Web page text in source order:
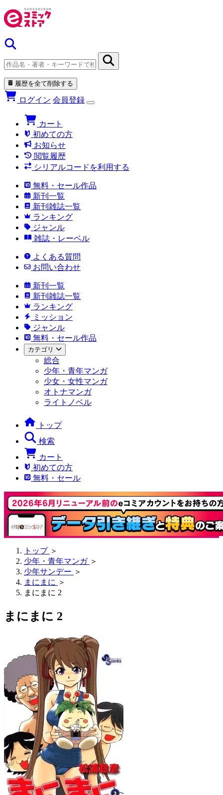
履歴を全て削除する
ログイン 会員登録
カート
初めての方
お知らせ
閲覧履歴
シリアルコードを利用する
無料・セール作品
新刊一覧
新刊雑誌一覧
ランキング
ジャンル
雑誌・レーベル
よくある質問
お問い合わせ
新刊一覧
新刊雑誌一覧
ランキング
ミッション
ジャンル
無料・セール作品
カテゴリ
総合
少年・青年マンガ
少女・女性マンガ
オトナマンガ
ライトノベル
トップ
検索
カート
初めての方
無料・セール
トップ ＞
少年・青年マンガ ＞
少年サンデー ＞
まにまに ＞
まにまに 2
まにまに 2